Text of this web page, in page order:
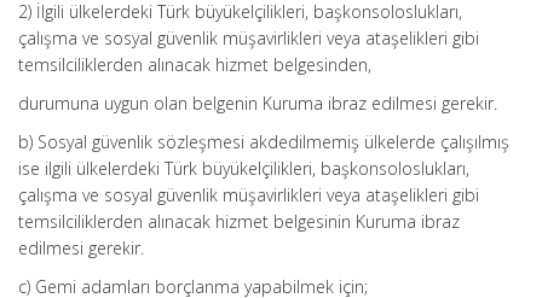
2) İlgili ülkelerdeki Türk büyükelçilikleri, başkonsoloslukları,
çalışma ve sosyal güvenlik müşavirlikleri veya ataşelikleri gibi
temsilciliklerden alınacak hizmet belgesinden,
durumuna uygun olan belgenin Kuruma ibraz edilmesi gerekir.
b) Sosyal güvenlik sözleşmesi akdedilmemiş ülkelerde çalışılmış
ise ilgili ülkelerdeki Türk büyükelçilikleri, başkonsoloslukları,
çalışma ve sosyal güvenlik müşavirlikleri veya ataşelikleri gibi
temsilciliklerden alınacak hizmet belgesinin Kuruma ibraz
edilmesi gerekir.
c) Gemi adamları borçlanma yapabilmek için;